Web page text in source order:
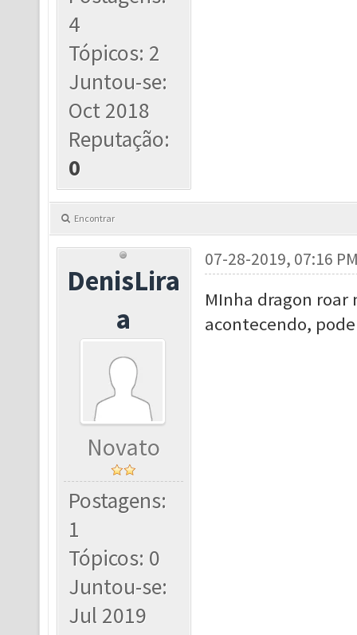
4
Tópicos: 2
Juntou-se:
Oct 2018
Reputação:
0
Encontrar
DenisLira
a
Novato
Postagens:
1
Tópicos: 0
Juntou-se:
Jul 2019
07-28-2019, 07:16
MInha dragon roar
acontecendo,